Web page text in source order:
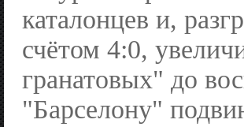
каталонцев и,
счётом 4:0,
гранатовых" до
"Барселону"